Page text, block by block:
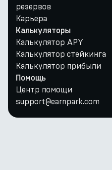
резервов
Карьера
Калькуляторы
Калькулятор APY
Калькулятор стейкинга
Калькулятор прибыли
Помощь
Центр помощи
support@earnpark.com